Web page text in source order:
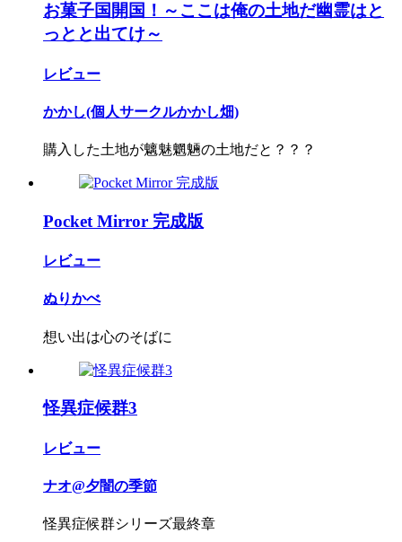
お菓子国開国！～ここは俺の土地だ幽霊はと
っとと出てけ～
レビュー
かかし(個人サークルかかし畑)
購入した土地が魑魅魍魎の土地だと？？？
Pocket Mirror 完成版
レビュー
ぬりかべ
想い出は心のそばに
怪異症候群3
レビュー
ナオ@夕闇の季節
怪異症候群シリーズ最終章